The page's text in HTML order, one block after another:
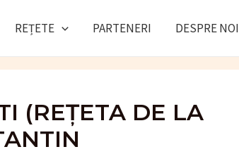
REȚETE PARTENERI DESPRE NOI
(REȚETA DE LA